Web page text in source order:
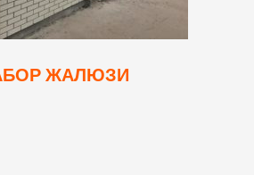
ЖАЛЮЗИ